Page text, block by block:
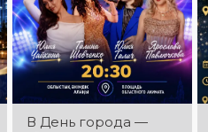
В День города —